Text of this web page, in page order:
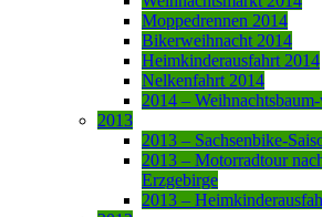
Moppedrennen 2014
Bikerweihnacht 2014
Heimkinderausfahrt 2014
Nelkenfahrt 2014
2014 –
2013
2013 – Sachsenbike-
2013 – Motorradtour
Erzgebirge
2013 –